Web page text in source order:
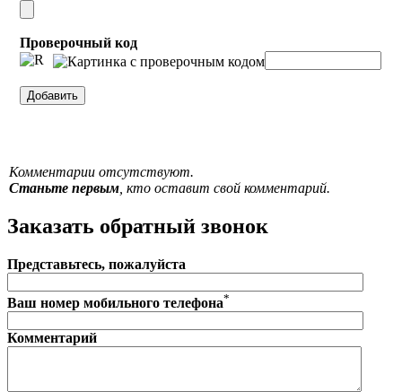
Проверочный код
Комментарии отсутствуют.
Станьте первым, кто оставит свой комментарий.
Заказать обратный звонок
Представьтесь, пожалуйста
Ваш номер мобильного телефона*
Комментарий